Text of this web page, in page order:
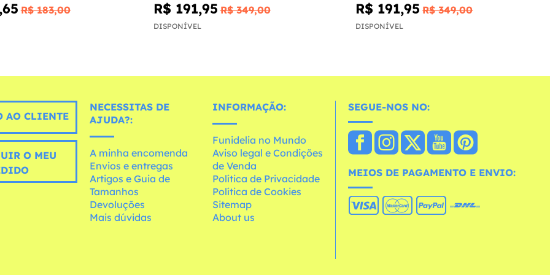
R$ 183,00 R$ 191,95 R$ 349,00
DISPONÍVEL
R$ 191,95 R$ 349,00
DISPONÍVEL
AO CLIENTE
O MEU
NECESSITAS DE
AJUDA?:
A minha encomenda
Envios e entregas
Artigos e Guia de
Tamanhos
Devoluções
Mais dúvidas
INFORMAÇÃO:
Funidelia no Mundo
Aviso legal e Condições
de Venda
Política de Privacidade
Política de Cookies
Sitemap
About us
SEGUE-NOS NO:
MEIOS DE PAGAMENTO E ENVIO: